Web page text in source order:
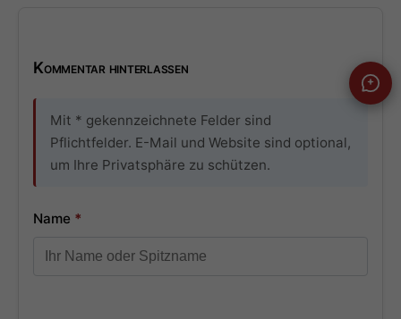
Kommentar hinterlassen
Mit * gekennzeichnete Felder sind
Pflichtfelder. E-Mail und Website sind optional,
um Ihre Privatsphäre zu schützen.
Name *